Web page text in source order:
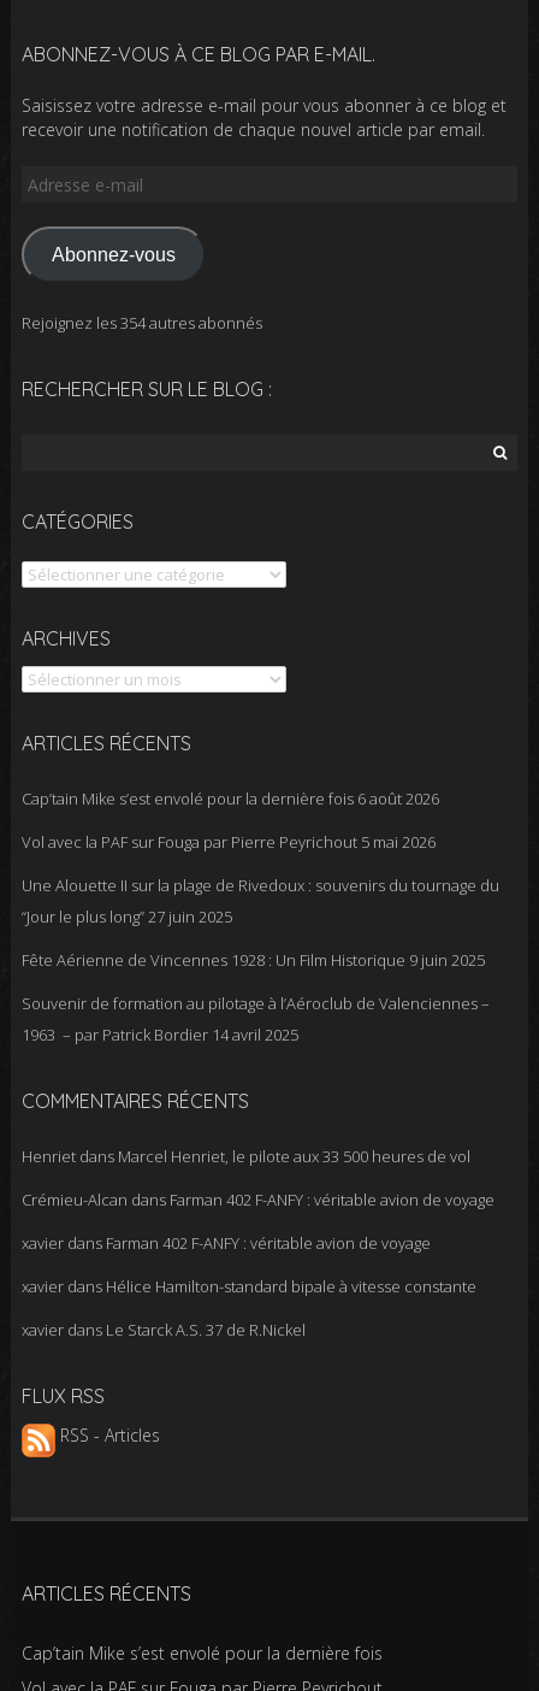
ABONNEZ-VOUS À CE BLOG PAR E-MAIL.
Saisissez votre adresse e-mail pour vous abonner à ce blog et
recevoir une notification de chaque nouvel article par email.
Adresse
mail
Abonnez-vous
Rejoignez les 354 autres abonnés
RECHERCHER SUR LE BLOG :
CATÉGORIES
Catégories
ARCHIVES
Archives
ARTICLES RÉCENTS
Cap’tain Mike s’est envolé pour la dernière fois 6 août 2026
Vol avec la PAF sur Fouga par Pierre Peyrichout 5 mai 2026
Une Alouette II sur la plage de Rivedoux : souvenirs du tournage du
“Jour le plus long”27 juin 2025
Fête Aérienne de Vincennes 1928 : Un Film Historique 9 juin 2025
Souvenir de formation au pilotage à l’Aéroclub de Valenciennes –
1963 – par Patrick Bordier 14 avril 2025
COMMENTAIRES RÉCENTS
Henrietdans Marcel Henriet, le pilote aux 33 500 heures de vol
Crémieu-Alcan dans Farman 402 F-ANFY : véritable avion de voyage
xavierdans Farman 402 F-ANFY : véritable avion de voyage
xavierdans Hélice Hamilton-standard bipale à vitesse constante
xavierdans Le Starck A.S. 37 de R.Nickel
FLUX RSS
RSS - Articles
ARTICLES RÉCENTS
Cap’tain Mike s’est envolé pour la dernière fois